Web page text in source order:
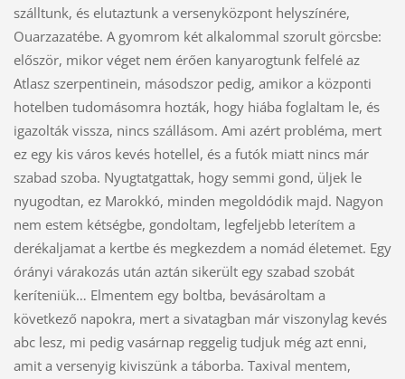
szálltunk, és elutaztunk a versenyközpont helyszínére,
Ouarzazatébe. A gyomrom két alkalommal szorult görcsbe:
először, mikor véget nem érően kanyarogtunk felfelé az
Atlasz szerpentinein, másodszor pedig, amikor a központi
hotelben tudomásomra hozták, hogy hiába foglaltam le, és
igazolták vissza, nincs szállásom. Ami azért probléma, mert
ez egy kis város kevés hotellel, és a futók miatt nincs már
szabad szoba. Nyugtatgattak, hogy semmi gond, üljek le
nyugodtan, ez Marokkó, minden megoldódik majd. Nagyon
nem estem kétségbe, gondoltam, legfeljebb leterítem a
derékaljamat a kertbe és megkezdem a nomád életemet. Egy
órányi várakozás után aztán sikerült egy szabad szobát
keríteniük… Elmentem egy boltba, bevásároltam a
következő napokra, mert a sivatagban már viszonylag kevés
abc lesz, mi pedig vasárnap reggelig tudjuk még azt enni,
amit a versenyig kiviszünk a táborba. Taxival mentem,